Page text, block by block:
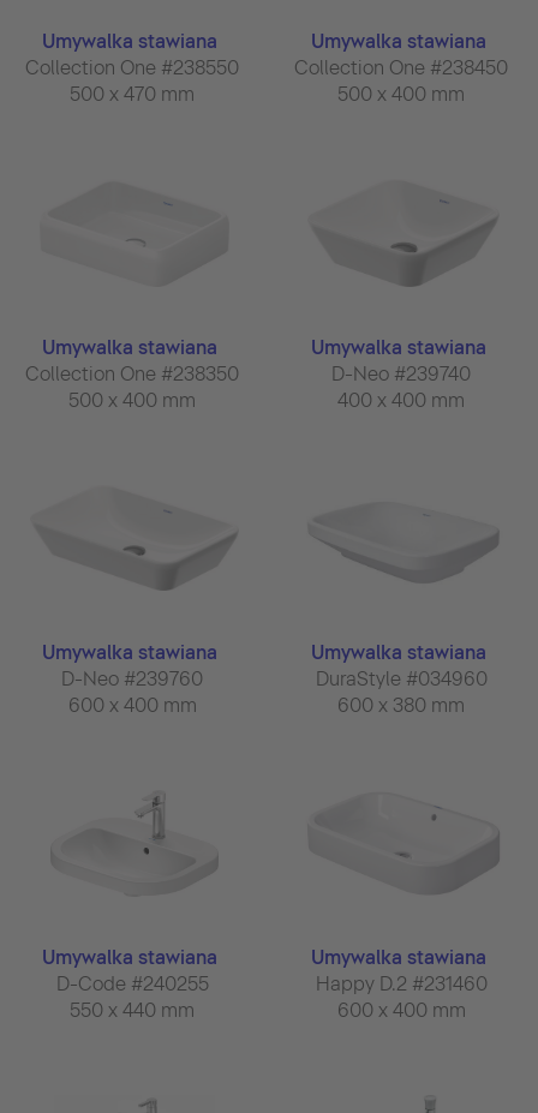
Umywalka stawiana
Collection One #238550
500 x 470 mm
Umywalka stawiana
Collection One #238450
500 x 400 mm
Umywalka stawiana
Collection One #238350
500 x 400 mm
Umywalka stawiana
D-Neo #239740
400 x 400 mm
Umywalka stawiana
D-Neo #239760
600 x 400 mm
Umywalka stawiana
DuraStyle #034960
600 x 380 mm
Umywalka stawiana
D-Code #240255
550 x 440 mm
Umywalka stawiana
Happy D.2 #231460
600 x 400 mm